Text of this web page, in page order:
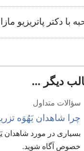
با دکتر پاتریزیو مازا
دیگر ...
سؤالات متداول
چرا شاهدان یَهُوَه
بسیاری در مورد شاهدان
خصوص آگاه شوید.‏